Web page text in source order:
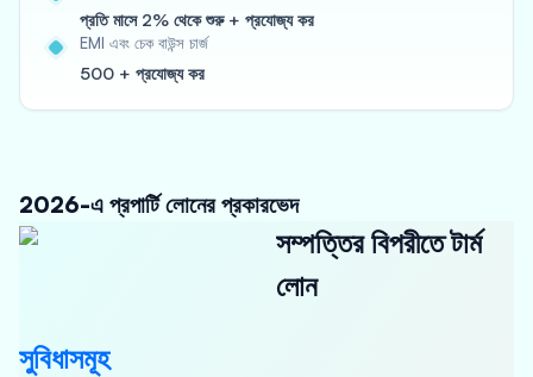
প্রতি মাসে 2% থেকে শুরু + প্রযোজ্য কর
EMI এবং চেক বাউন্স চার্জ
500 + প্রযোজ্য কর
2026-এ প্রপার্টি লোনের প্রকারভেদ
সম্পত্তির বিপরীতে টার্ম
লোন
সুবিধাসমূহ